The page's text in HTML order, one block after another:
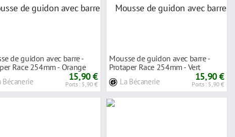
de guidon avec barre -
Race 254mm - Orange
Bécanerie 15,90 €
Ports : 5,90 €
Mousse de guidon avec barre -
Protaper Race 254mm - Vert
La Bécanerie 15,90 €
Ports : 5,90 €